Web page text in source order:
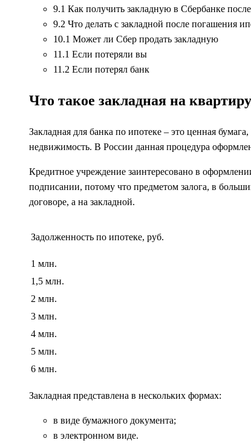
9.1 Как получить закладную в Сбербанке
9.2 Что делать с закладной после погашения
10.1 Может ли Сбер продать закладную
11.1 Если потеряли вы
11.2 Если потерял банк
Что такое закладная на квартиру
Закладная для банка по ипотеке – это ценная
недвижимость. В России данная процедура
Кредитное учреждение заинтересовано в
подписании, потому что предметом залога, в
договоре, а на закладной.
Задолженность по ипотеке, руб.
1 млн.
1,5 млн.
2 млн.
3 млн.
4 млн.
5 млн.
6 млн.
Закладная представлена в нескольких формах:
в виде бумажного документа;
в электронном виде.